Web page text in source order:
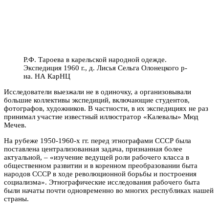
Р.Ф. Тароева в карельской народной одежде.
Экспедиция 1960 г., д. Лисья Сельга Олонецкого р-
на. НА КарНЦ
Исследователи выезжали не в одиночку, а организовывали
большие коллективы экспедиций, включающие студентов,
фотографов, художников. В частности, в их экспедициях не раз
принимал участие известный иллюстратор «Калевалы» Мюд
Мечев.
На рубеже 1950-1960-х гг. перед этнографами СССР была
поставлена централизованная задача, признанная более
актуальной, – «изучение ведущей роли рабочего класса в
общественном развитии и в коренном преобразовании быта
народов СССР в ходе революционной борьбы и построения
социализма». Этнографические исследования рабочего быта
были начаты почти одновременно во многих республиках нашей
страны.